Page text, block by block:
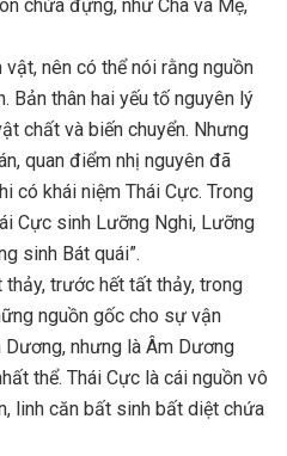
chứa đựng, như Cha và Mẹ,
nên có thể nói rằng nguồn
Bản thân hai yếu tố nguyên lý
chất và biến chuyển. Nhưng
quan điểm nhị nguyên đã
có khái niệm Thái Cực. Trong
Cực sinh Lưỡng Nghi, Lưỡng
sinh Bát quái”.
trước hết tất thảy, trong
nguồn gốc cho sự vận
nhưng là Âm Dương
thể. Thái Cực là cái nguồn vô
linh căn bất sinh bất diệt chứa